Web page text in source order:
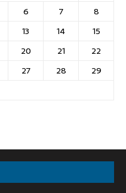
6 7
8
13 14
15
20 21
22
27 28
29